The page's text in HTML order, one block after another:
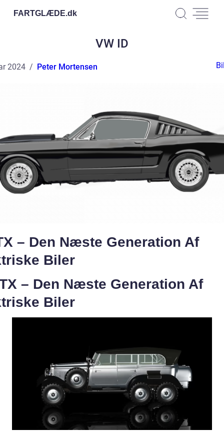
FARTGLÆDE.dk
VW ID
2024 Peter Mortensen
– Den Næste Generation Af
Biler
– Den Næste Generation Af
Biler